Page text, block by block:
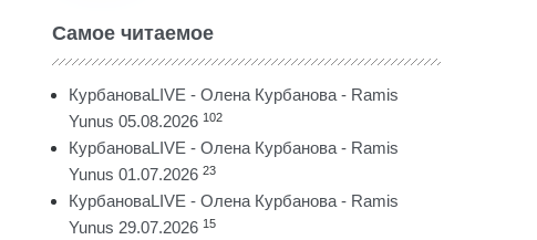
Самое читаемое
КурбановаLIVE - Олена Курбанова - Ramis
Yunus 05.08.2026 102
КурбановаLIVE - Олена Курбанова - Ramis
Yunus 01.07.2026 23
КурбановаLIVE - Олена Курбанова - Ramis
Yunus 29.07.2026 15